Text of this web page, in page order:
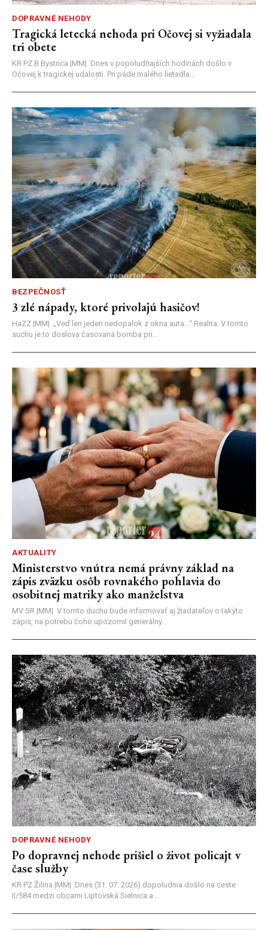
DOPRAVNÉ NEHODY
Tragická letecká nehoda pri Očovej si vyžiadala
tri obete
KR PZ B.Bystrica |MM| Dnes v popoludňajších hodinách došlo v
Očovej k tragickej udalosti. Pri páde malého lietadla...
BEZPEČNOSŤ
3 zlé nápady, ktoré privolajú hasičov!
HaZZ |MM| ​„Veď len jeden nedopalok z okna auta...“ ​Realita: V tomto
suchu je to doslova časovaná bomba pri...
AKTUALITY
Ministerstvo vnútra nemá právny základ na
zápis zväzku osôb rovnakého pohlavia do
osobitnej matriky ako manželstva
MV SR |MM| V tomto duchu bude informovať aj žiadateľov o takýto
zápis, na potrebu čoho upozornil generálny...
DOPRAVNÉ NEHODY
Po dopravnej nehode prišiel o život policajt v
čase služby
KR PZ Žilina |MM| Dnes (31. 07. 2026) dopoludnia došlo na ceste
II/584 medzi obcami Liptovská Sielnica a...